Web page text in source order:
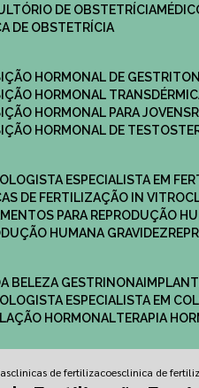
DE OBSTETRÍCIA
DE OBSTETRÍCIA
HORMONAL DE
HORMONAL
HORMONAL PARA JOVENS
HORMONAL DE
ESPECIALISTA EM
DE FERTILIZAÇÃO IN VITRO
PARA REPRODUÇÃO
HUMANA GRAVIDEZ
BELEZA GESTRINONA
ESPECIALISTA EM
HORMONAL
TERAPIA
clinicas de fertilizacoesclinica de